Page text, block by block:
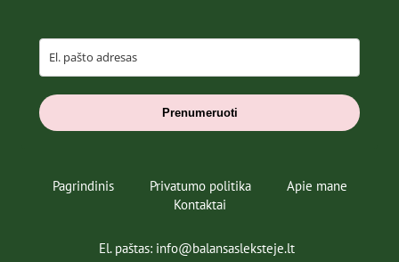
Prenumeruoti
Pagrindinis Privatumo politika
Apie mane
Kontaktai
El. paštas: info@balansasleksteje.lt